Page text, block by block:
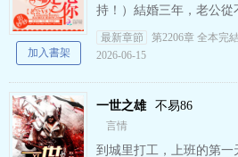
持！）結婚三年，老公從
卻在生日那天，睡了一個
人成了老公的叔叔，她跟
最新章節
第2206章 全本完結
2026-06-15
加入書架
一世之雄 不易86
言情
到城里打工，上班的第一